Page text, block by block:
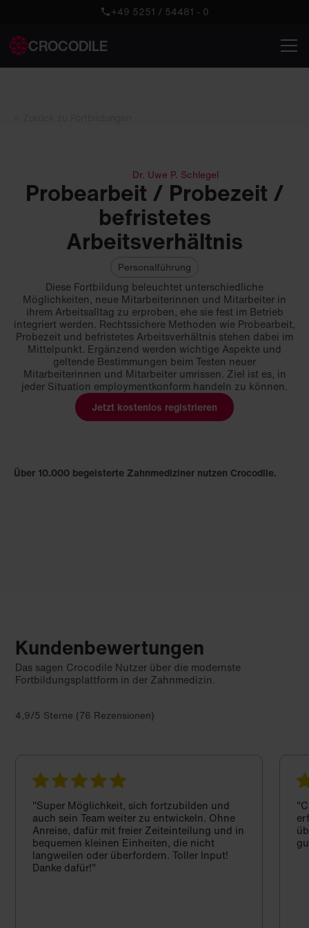
+49 5251 / 54481 - 0
CROCODILE
Dr. Uwe P. Schlegel
Probearbeit / Probezeit /
befristetes
Arbeitsverhältnis
Personalführung
Diese Fortbildung beleuchtet unterschiedliche
Möglichkeiten, neue Mitarbeiterinnen und Mitarbeiter in
ihrem Arbeitsalltag zu erproben, ehe sie fest im Betrieb
integriert werden. Rechtssichere Methoden wie Probearbeit,
Probezeit und befristetes Arbeitsverhältnis stehen dabei im
Mittelpunkt. Ergänzend werden wichtige Aspekte und
geltende Bestimmungen beim Testen neuer
Mitarbeiterinnen und Mitarbeiter umrissen. Ziel ist es, in
jeder Situation employmentkonform handeln zu können.
Jetzt kostenlos registrieren
Über 10.000 begeisterte Zahnmediziner nutzen Crocodile.
Kundenbewertungen
Das sagen Crocodile Nutzer über die modernste
Fortbildungsplattform in der Zahnmedizin.
4,9/5 Sterne (76 Rezensionen)
"Super Möglichkeit, sich fortzubilden und
auch sein Team weiter zu entwickeln. Ohne
Anreise, dafür mit freier Zeiteinteilung und in
bequemen kleinen Einheiten, die nicht
langweilen oder überfordern. Toller Input!
Danke dafür!"